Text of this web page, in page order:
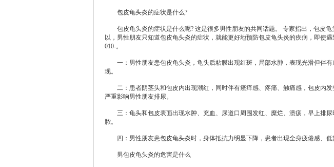
包皮龟头炎的症状是什么?
包皮龟头炎的症状是什么呢? 这是很多男性朋友的共同话题。 专家指出，包皮龟
以，男性朋友只知道包皮龟头炎的症状，就能更好地预防包皮龟头炎的疾病，即使
010-。
一：男性朋友患包皮龟头炎，龟头后粘膜出现红斑，局部水肿，表现光滑但伴有
现。
二：患者阴茎头和包皮内出现潮红，同时伴有瘙痒感、疼痛、触痛感，包皮内发
严重影响男性朋友排尿。
三：龟头和包皮表面出现水肿、充血、尿道口周围发红、糜烂、溃疡，早上排尿
脓。
四：男性朋友患包皮龟头炎时，身体抵抗力明显下降，患者出现全身疲倦感、低
男包皮龟头炎的危害是什么